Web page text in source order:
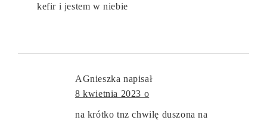
kefir i jestem w niebie
AGnieszka napisał
8 kwietnia 2023 o
na krótko tnz chwilę duszona na